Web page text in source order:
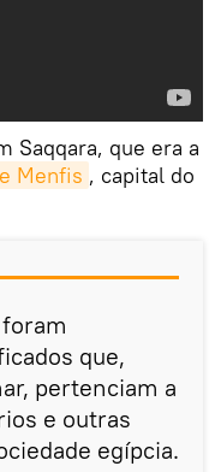
Saqqara, que era a
Menfis , capital do
que,
pertenciam a
e outras
egípcia.